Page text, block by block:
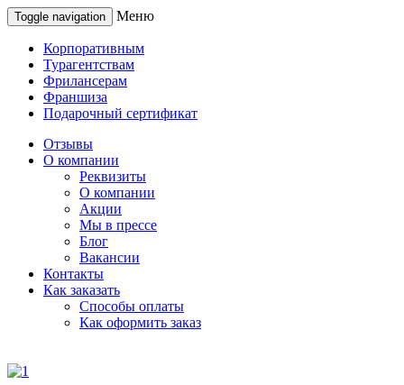
Toggle navigation Меню
Корпоративным
Турагентствам
Фрилансерам
Франшиза
Подарочный сертификат
Отзывы
О компании
Реквизиты
О компании
Акции
Мы в прессе
Блог
Вакансии
Контакты
Как заказать
Способы оплаты
Как оформить заказ